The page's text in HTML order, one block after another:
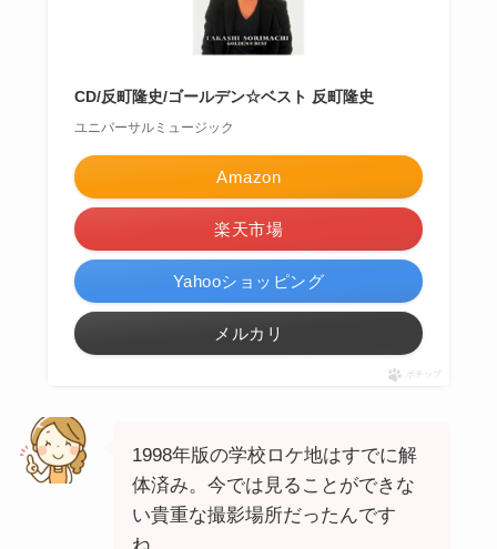
CD/反町隆史/ゴールデン☆ベスト 反町隆史
ユニバーサルミュージック
Amazon
楽天市場
Yahooショッピング
メルカリ
ポチップ
1998年版の学校ロケ地はすでに解
体済み。今では見ることができな
い貴重な撮影場所だったんです